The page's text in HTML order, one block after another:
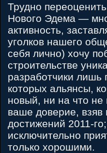
Трудно
Нового Эдема —
активность,
уголков нашего
себя лично) хочу
строительстве
разработчики лишь
которых альянсы,
новый, ни на что
ваше доверие,
достижений 2011-
исключительно
только хорошими.